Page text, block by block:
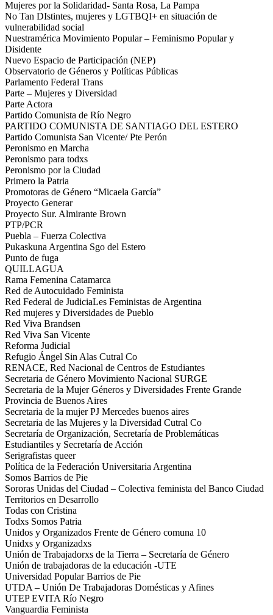
Mujeres por la Solidaridad- Santa Rosa, La Pampa
No Tan DIstintes, mujeres y LGTBQI+ en situación de
vulnerabilidad social
Nuestramérica Movimiento Popular – Feminismo Popular y
Disidente
Nuevo Espacio de Participación (NEP)
Observatorio de Géneros y Políticas Públicas
Parlamento Federal Trans
Parte – Mujeres y Diversidad
Parte Actora
Partido Comunista de Río Negro
PARTIDO COMUNISTA DE SANTIAGO DEL ESTERO
Partido Comunista San Vicente/ Pte Perón
Peronismo en Marcha
Peronismo para todx️s
Peronismo por la Ciudad
Primero la Patria
Promotoras de Género “Micaela García”
Proyecto Generar
Proyecto Sur. Almirante Brown
PTP/PCR
Puebla – Fuerza Colectiva
Pukaskuna Argentina Sgo del Estero
Punto de fuga
QUILLAGUA
Rama Femenina Catamarca
Red de Autocuidado Feminista
Red Federal de JudiciaLes Feministas de Argentina
Red mujeres y Diversidades de Pueblo
Red Viva Brandsen
Red Viva San Vicente
Reforma Judicial
Refugio Ángel Sin Alas Cutral Co
RENACE, Red Nacional de Centros de Estudiantes
Secretaria de Género Movimiento Nacional SURGE
Secretaria de la Mujer Géneros y Diversidades Frente Grande
Provincia de Buenos Aires
Secretaria de la mujer PJ Mercedes buenos aires
Secretaria de las Mujeres y la Diversidad Cutral Co
Secretaría de Organización, Secretaría de Problemáticas
Estudiantiles y Secretaría de Acción
Serigrafistas queer
Política de la Federación Universitaria Argentina
Somos Barrios de Pie
Sororas Unidas del Ciudad – Colectiva feminista del Banco Ciudad
Territorios en Desarrollo
Todas con Cristina
Todxs Somos Patria
Unidos y Organizados Frente de Género comuna 10
Unidxs y Organizadxs
Unión de Trabajadorxs de la Tierra – Secretaría de Género
Unión de trabajadoras de la educación -UTE
Universidad Popular Barrios de Pie
UTDA – Unión De Trabajadoras Domésticas y Afines
UTEP EVITA Río Negro
Vanguardia Feminista